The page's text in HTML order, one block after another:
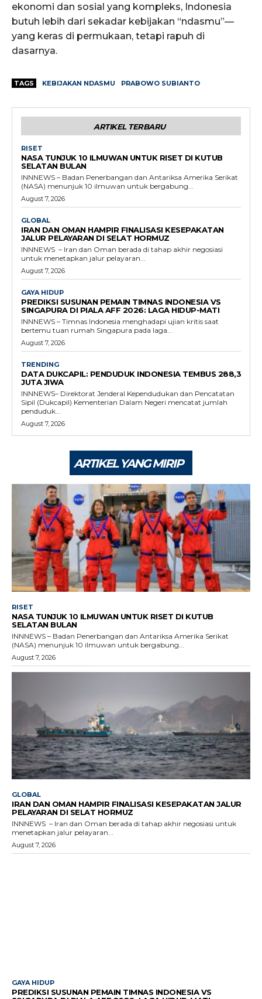
ekonomi dan sosial yang kompleks, Indonesia
butuh lebih dari sekadar kebijakan “ndasmu”—
yang keras di permukaan, tetapi rapuh di
dasarnya.
TAGS KEBIJAKAN NDASMU PRABOWO SUBIANTO
ARTIKEL TERBARU
RISET
NASA TUNJUK 10 ILMUWAN UNTUK RISET DI KUTUB
SELATAN BULAN
INNNEWS – Badan Penerbangan dan Antariksa Amerika Serikat
(NASA) menunjuk 10 ilmuwan untuk bergabung...
August 7, 2026
GLOBAL
IRAN DAN OMAN HAMPIR FINALISASI KESEPAKATAN
JALUR PELAYARAN DI SELAT HORMUZ
INNNEWS – Iran dan Oman berada di tahap akhir negosiasi
untuk menetapkan jalur pelayaran...
August 7, 2026
GAYA HIDUP
PREDIKSI SUSUNAN PEMAIN TIMNAS INDONESIA VS
SINGAPURA DI PIALA AFF 2026: LAGA HIDUP-MATI
INNNEWS – Timnas Indonesia menghadapi ujian kritis saat
bertemu tuan rumah Singapura pada laga...
August 7, 2026
TRENDING
DATA DUKCAPIL: PENDUDUK INDONESIA TEMBUS 288,3
JUTA JIWA
INNNEWS– Direktorat Jenderal Kependudukan dan Pencatatan
Sipil (Dukcapil) Kementerian Dalam Negeri mencatat jumlah
penduduk...
August 7, 2026
ARTIKEL YANG MIRIP
RISET
NASA TUNJUK 10 ILMUWAN UNTUK RISET DI KUTUB
SELATAN BULAN
INNNEWS – Badan Penerbangan dan Antariksa Amerika Serikat
(NASA) menunjuk 10 ilmuwan untuk bergabung...
August 7, 2026
GLOBAL
IRAN DAN OMAN HAMPIR FINALISASI KESEPAKATAN JALUR
PELAYARAN DI SELAT HORMUZ
INNNEWS – Iran dan Oman berada di tahap akhir negosiasi untuk
menetapkan jalur pelayaran...
August 7, 2026
GAYA HIDUP
PREDIKSI SUSUNAN PEMAIN TIMNAS INDONESIA VS